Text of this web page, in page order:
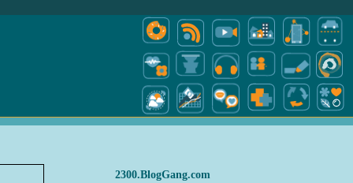
2300.BlogGang.com